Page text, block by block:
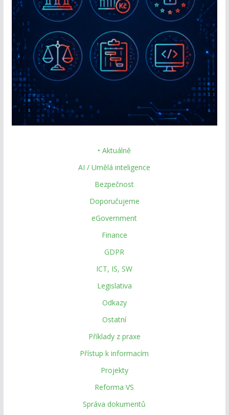
• Aktuálně
AI / Umělá inteligence
Bezpečnost
Doporučujeme
eGovernment
Finance
GDPR
ICT, IS, SW
Legislativa
Odkazy
Ostatní
Příklady z praxe
Přístup k informacím
Projekty
Reforma VS
Správa dokumentů